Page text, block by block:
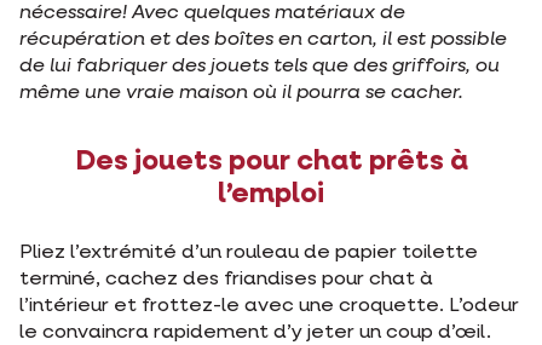
nécessaire! Avec quelques matériaux de
récupération et des boîtes en carton, il est possible
de lui fabriquer des jouets tels que des griffoirs, ou
même une vraie maison où il pourra se cacher.
Des jouets pour chat prêts à
l’emploi
Pliez l’extrémité d’un rouleau de papier toilette
terminé, cachez des friandises pour chat à
l’intérieur et frottez-le avec une croquette. L’odeur
le convaincra rapidement d’y jeter un coup d’œil.